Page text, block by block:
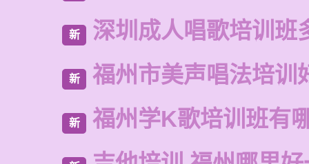
新 深圳成人唱歌培训班
新 福州市美声唱法培训
新 福州学K歌培训班有